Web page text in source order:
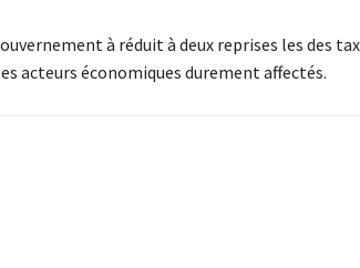
à réduit à deux reprises les des
acteurs économiques durement affectés.